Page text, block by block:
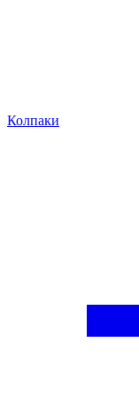
Колпаки